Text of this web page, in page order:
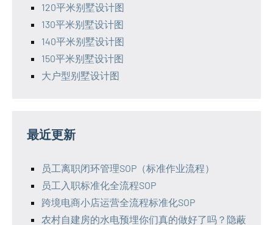
120平米别墅设计图
130平米别墅设计图
140平米别墅设计图
150平米别墅设计图
大户型别墅设计图
最近更新
员工离职闭环管理SOP（标准作业流程）
员工入职标准化全流程SOP
跨境电商小店运营全流程标准化SOP
农村自建房的水电预埋你们真的做好了吗？隐蔽